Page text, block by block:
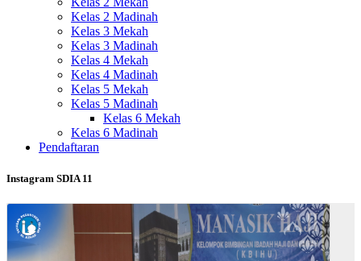
Kelas 2 Madinah
Kelas 3 Mekah
Kelas 3 Madinah
Kelas 4 Mekah
Kelas 4 Madinah
Kelas 5 Mekah
Kelas 5 Madinah
Kelas 6 Mekah
Kelas 6 Madinah
Pendaftaran
Instagram SDIA 11